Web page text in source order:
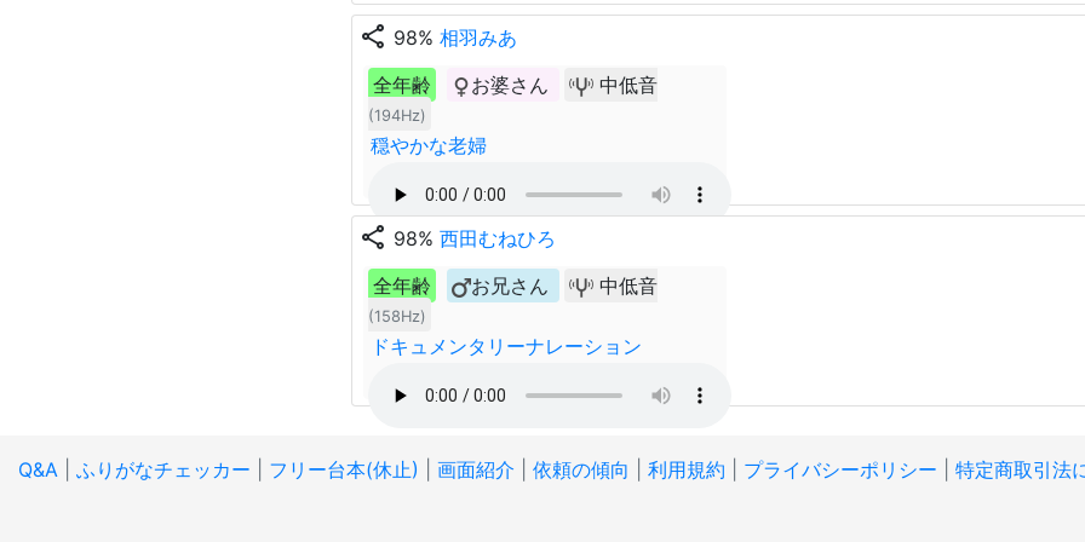
share 98% 相羽みあ
全年齢
お婆さん 中低音
(194Hz)
穏やかな老婦
share 98% 西田むねひろ
全年齢
お兄さん 中低音
(158Hz)
ドキュメンタリーナレーション
Q&A ふりがなチェッカー フリー台本(休止) 画面紹介 依頼の傾向 利用規約 プライバシーポリシー 特定商取引法